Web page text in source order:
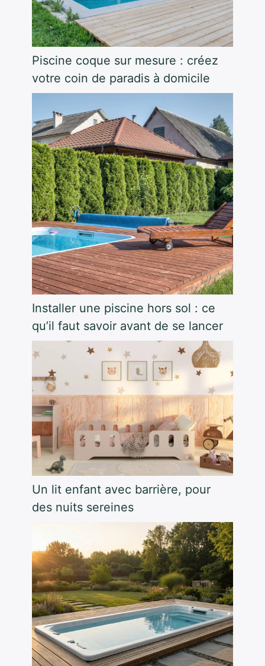
Piscine coque sur mesure : créez
votre coin de paradis à domicile
Installer une piscine hors sol : ce
qu’il faut savoir avant de se lancer
Un lit enfant avec barrière, pour
des nuits sereines